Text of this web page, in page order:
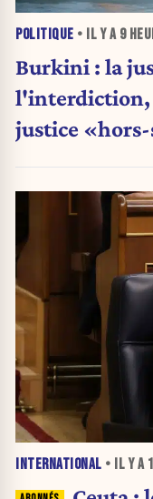
POLITIQUE • IL Y A 9
Burkini : la
l'interdiction,
justice
INTERNATIONAL • IL Y A